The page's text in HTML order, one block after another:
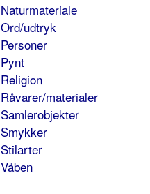
Naturmateriale
Ord/udtryk
Personer
Pynt
Religion
Råvarer/materialer
Samlerobjekter
Smykker
Stilarter
Våben